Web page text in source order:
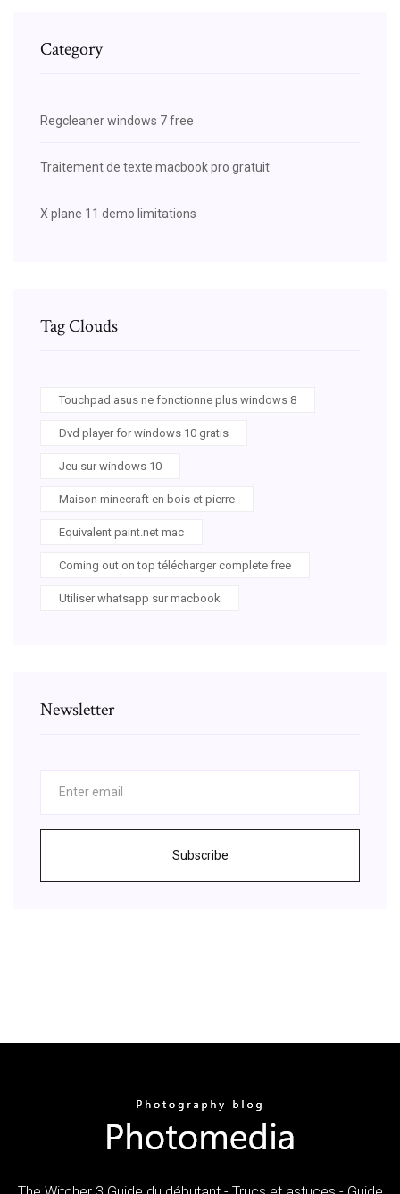
Category
Regcleaner windows 7 free
Traitement de texte macbook pro gratuit
X plane 11 demo limitations
Tag Clouds
Touchpad asus ne fonctionne plus windows 8
Dvd player for windows 10 gratis
Jeu sur windows 10
Maison minecraft en bois et pierre
Equivalent paint.net mac
Coming out on top télécharger complete free
Utiliser whatsapp sur macbook
Newsletter
Subscribe